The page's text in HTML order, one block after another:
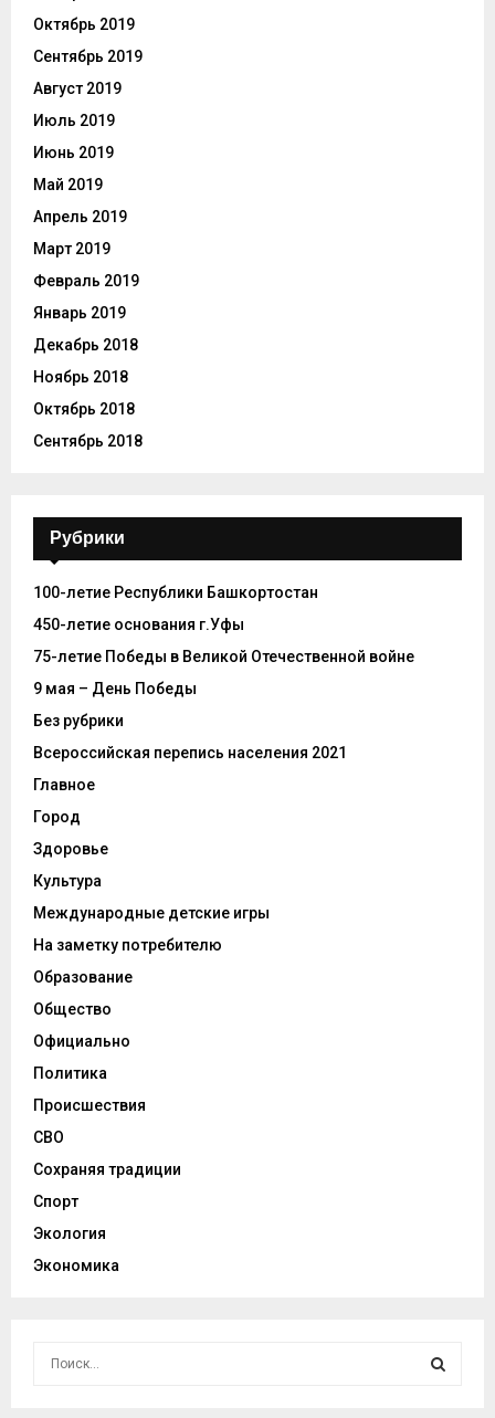
Октябрь 2019
Сентябрь 2019
Август 2019
Июль 2019
Июнь 2019
Май 2019
Апрель 2019
Март 2019
Февраль 2019
Январь 2019
Декабрь 2018
Ноябрь 2018
Октябрь 2018
Сентябрь 2018
Рубрики
100-летие Республики Башкортостан
450-летие основания г.Уфы
75-летие Победы в Великой Отечественной войне
9 мая – День Победы
Без рубрики
Всероссийская перепись населения 2021
Главное
Город
Здоровье
Культура
Международные детские игры
На заметку потребителю
Образование
Общество
Официально
Политика
Происшествия
СВО
Сохраняя традиции
Спорт
Экология
Экономика